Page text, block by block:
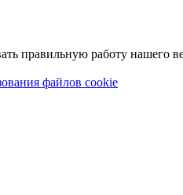
правильную работу нашего
файлов cookie